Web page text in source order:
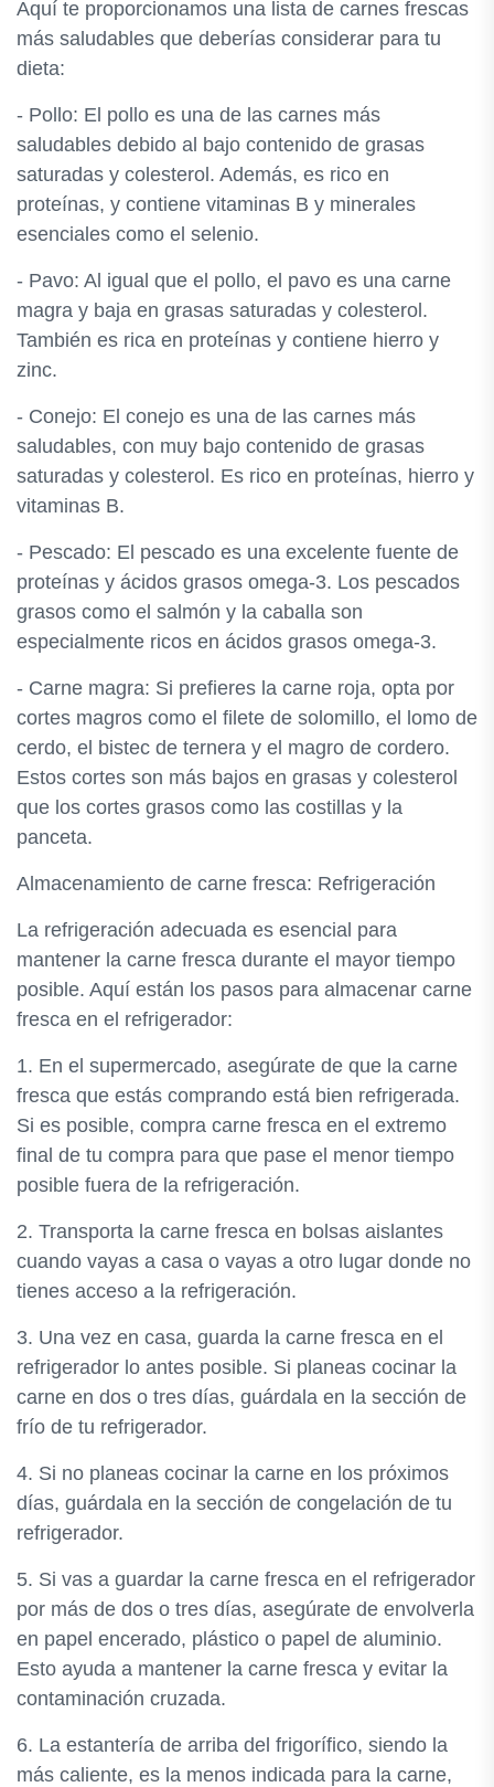
Aquí te proporcionamos una lista de carnes frescas
más saludables que deberías considerar para tu
dieta:
- Pollo: El pollo es una de las carnes más
saludables debido al bajo contenido de grasas
saturadas y colesterol. Además, es rico en
proteínas, y contiene vitaminas B y minerales
esenciales como el selenio.
- Pavo: Al igual que el pollo, el pavo es una carne
magra y baja en grasas saturadas y colesterol.
También es rica en proteínas y contiene hierro y
zinc.
- Conejo: El conejo es una de las carnes más
saludables, con muy bajo contenido de grasas
saturadas y colesterol. Es rico en proteínas, hierro y
vitaminas B.
- Pescado: El pescado es una excelente fuente de
proteínas y ácidos grasos omega-3. Los pescados
grasos como el salmón y la caballa son
especialmente ricos en ácidos grasos omega-3.
- Carne magra: Si prefieres la carne roja, opta por
cortes magros como el filete de solomillo, el lomo de
cerdo, el bistec de ternera y el magro de cordero.
Estos cortes son más bajos en grasas y colesterol
que los cortes grasos como las costillas y la
panceta.
Almacenamiento de carne fresca: Refrigeración
La refrigeración adecuada es esencial para
mantener la carne fresca durante el mayor tiempo
posible. Aquí están los pasos para almacenar carne
fresca en el refrigerador:
1. En el supermercado, asegúrate de que la carne
fresca que estás comprando está bien refrigerada.
Si es posible, compra carne fresca en el extremo
final de tu compra para que pase el menor tiempo
posible fuera de la refrigeración.
2. Transporta la carne fresca en bolsas aislantes
cuando vayas a casa o vayas a otro lugar donde no
tienes acceso a la refrigeración.
3. Una vez en casa, guarda la carne fresca en el
refrigerador lo antes posible. Si planeas cocinar la
carne en dos o tres días, guárdala en la sección de
frío de tu refrigerador.
4. Si no planeas cocinar la carne en los próximos
días, guárdala en la sección de congelación de tu
refrigerador.
5. Si vas a guardar la carne fresca en el refrigerador
por más de dos o tres días, asegúrate de envolverla
en papel encerado, plástico o papel de aluminio.
Esto ayuda a mantener la carne fresca y evitar la
contaminación cruzada.
6. La estantería de arriba del frigorífico, siendo la
más caliente, es la menos indicada para la carne,